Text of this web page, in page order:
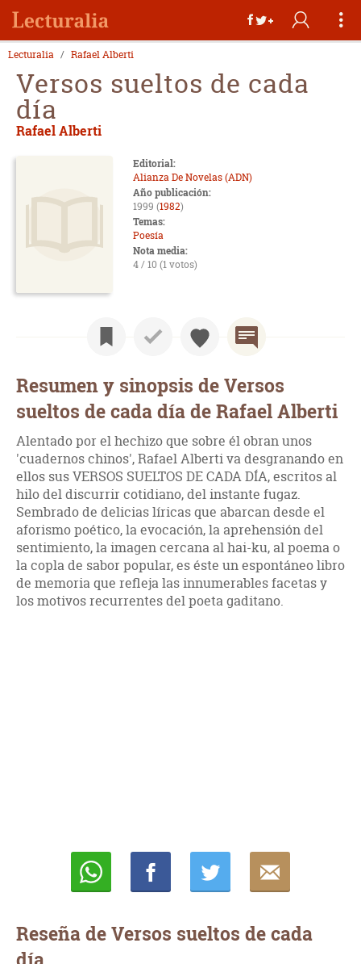
Lecturalia Rafael Alberti
Versos sueltos de cada
día
Rafael Alberti
Editorial:
Alianza De Novelas (ADN)
Año publicación:
1999 (1982)
Temas:
Poesía
Nota media:
4 / 10 (1 votos)
Resumen y sinopsis de Versos
sueltos de cada día de Rafael Alberti
Alentado por el hechizo que sobre él obran unos
'cuadernos chinos', Rafael Alberti va desgranando en
ellos sus VERSOS SUELTOS DE CADA DÍA, escritos al
hilo del discurrir cotidiano, del instante fugaz.
Sembrado de delicias líricas que abarcan desde el
aforismo poético, la evocación, la aprehensión del
sentimiento, la imagen cercana al hai-ku, al poema o
la copla de sabor popular, es éste un espontáneo libro
de memoria que refleja las innumerables facetas y
los motivos recurrentes del poeta gaditano.
Reseña de Versos sueltos de cada
día